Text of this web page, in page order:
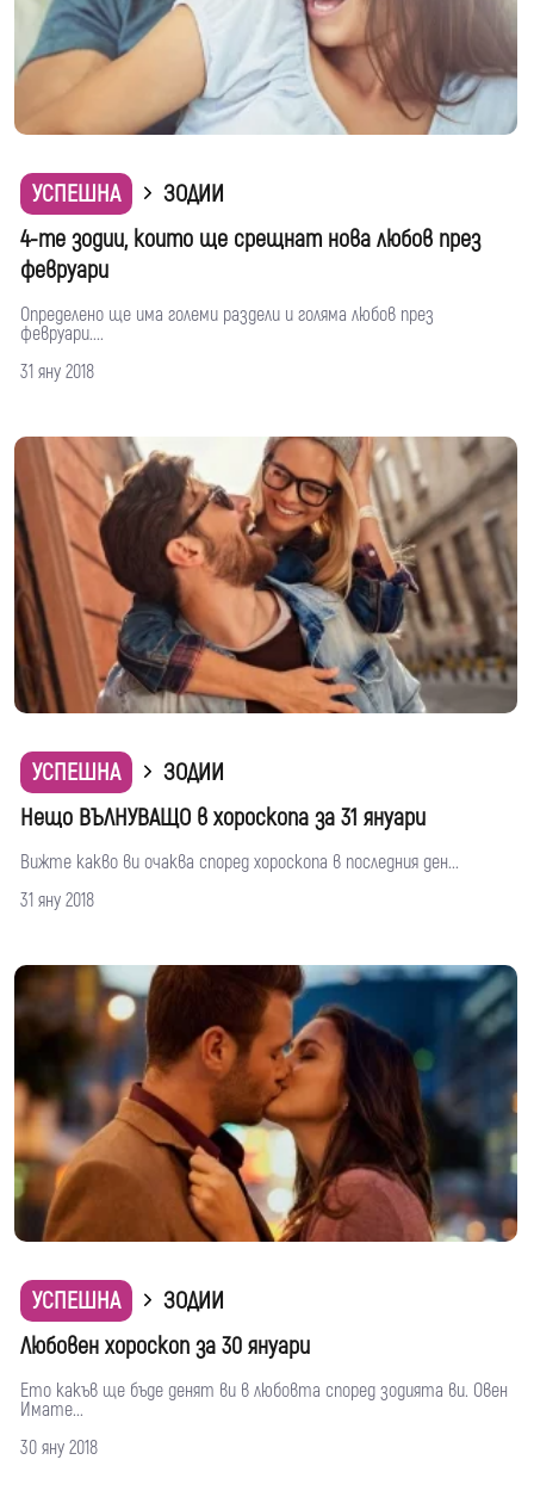
УСПЕШНА
ЗОДИИ
4-те зодии, които ще срещнат нова любов през
февруари
Определено ще има големи раздели и голяма любов през
февруари....
31 яну 2018
УСПЕШНА
ЗОДИИ
Нещо ВЪЛНУВАЩО в хороскопа за 31 януари
Вижте какво ви очаква според хороскопа в последния ден...
31 яну 2018
УСПЕШНА
ЗОДИИ
Любовен хороскоп за 30 януари
Ето какъв ще бъде денят ви в любовта според зодията ви. Овен
Имате...
30 яну 2018